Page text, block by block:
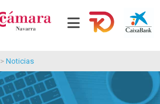
> Noticias